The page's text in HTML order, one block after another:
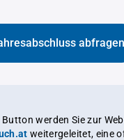
abfragen
werden Sie zur
weitergeleitet, eine offizielle